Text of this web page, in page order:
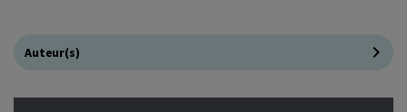
Auteur(s)